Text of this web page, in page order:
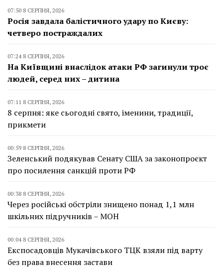
07:50 8 СЕРПНЯ, 2026
Росія завдала балістичного удару по Києву:
четверо постраждалих
07:24 8 СЕРПНЯ, 2026
На Київщині внаслідок атаки РФ загинули троє
людей, серед них – дитина
07:11 8 СЕРПНЯ, 2026
8 серпня: яке сьогодні свято, іменини, традиції,
прикмети
00:59 8 СЕРПНЯ, 2026
Зеленський подякував Сенату США за законопроєкт
про посилення санкцій проти РФ
00:38 8 СЕРПНЯ, 2026
Через російські обстріли знищено понад 1,1 млн
шкільних підручників – МОН
00:04 8 СЕРПНЯ, 2026
Експосадовців Мукачівського ТЦК взяли під варту
без права внесення застави